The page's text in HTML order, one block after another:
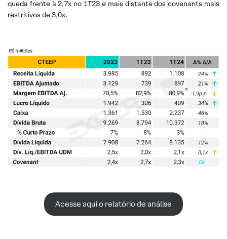
queda frente à 2,7x no 1T23 e mais distante dos covenants mais
restritivos de 3,0x.
Acesse aqui o relatório de análise